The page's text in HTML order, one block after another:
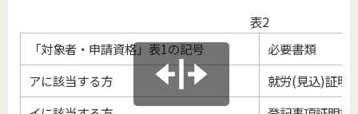
表2
「対象者・申請資格」表1の記号
必要書類
アに該当する方
就労(見込)証明